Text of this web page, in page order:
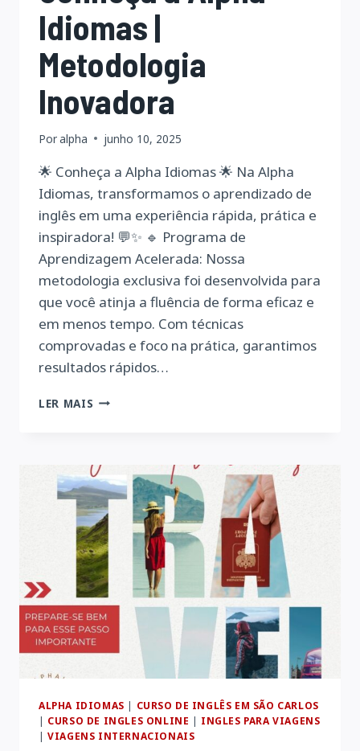
Idiomas |
Metodologia
Inovadora
Poralpha junho 10, 2025
🌟 Conheça a Alpha Idiomas 🌟 Na Alpha
Idiomas, transformamos o aprendizado de
inglês em uma experiência rápida, prática e
inspiradora! 💬✨ 🔹 Programa de
Aprendizagem Acelerada: Nossa
metodologia exclusiva foi desenvolvida para
que você atinja a fluência de forma eficaz e
em menos tempo. Com técnicas
comprovadas e foco na prática, garantimos
resultados rápidos…
LER MAIS CONHEÇA
|
METODOLOGIA
INOVADORA
ALPHA IDIOMAS | CURSO DE INGLÊS EM SÃO CARLOS
| CURSO DE INGLES ONLINE | INGLES PARA VIAGENS
|VIAGENS INTERNACIONAIS